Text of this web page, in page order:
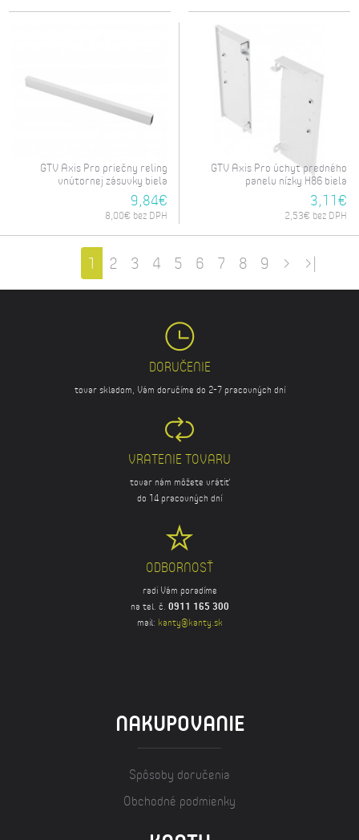
GTV Axis Pro priečny reling
vnútornej zásuvky biela
9,84€
8,00€ bez DPH
GTV Axis Pro úchyt predného
panelu nízky H86 biela
3,11€
2,53€ bez DPH
1 2 3 4 5 6 7 8 9 > >|
DORUČENIE
tovar skladom, Vám doručíme do 2-7 pracovných dní
VRATENIE TOVARU
tovar nám môžete vrátiť
do 14 pracovných dní
ODBORNOSŤ
radi Vám poradíme
na tel. č. 0911 165 300
mail: kanty@kanty.sk
NAKUPOVANIE
Spôsoby doručenia
Obchodné podmienky